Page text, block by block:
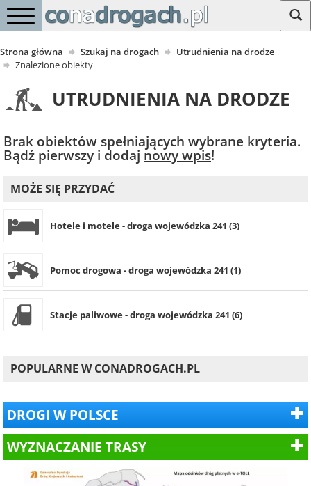
Strona główna Szukaj na drogach
Utrudnienia na drodze
Znalezione obiekty
UTRUDNIENIA NA DRODZE
Brak obiektów spełniających wybrane kryteria.
Bądź pierwszy i dodaj nowy wpis!
MOŻE SIĘ PRZYDAĆ
Hotele i motele - droga wojewódzka 241 (3)
Pomoc drogowa - droga wojewódzka 241 (1)
Stacje paliwowe - droga wojewódzka 241 (6)
POPULARNE W CONADROGACH.PL
DROGI W POLSCE
WYZNACZANIE TRASY